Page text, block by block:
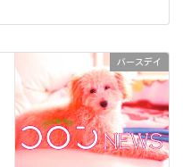
バースデイ